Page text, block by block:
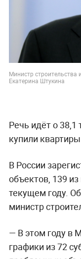
Министр
Екатерина Штукина
Речь идёт о
купили
В России
объектов, 139
текущем году.
министр
— В этом году в
графики из 72